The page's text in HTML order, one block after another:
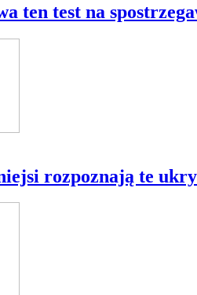
ten test na
rozpoznają te